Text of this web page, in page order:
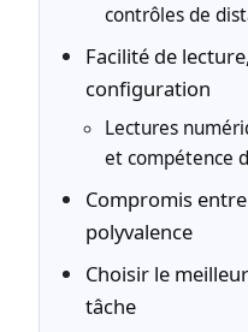
contrôles de
Facilité de
configuration
Lectures
et compétence
Compromis
polyvalence
Choisir le
tâche